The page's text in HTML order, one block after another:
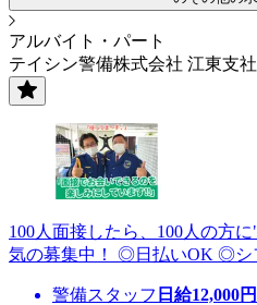
アルバイト・パート
テイシン警備株式会社 江東支
100人面接したら、100人の方
気の募集中！ ◎日払いOK ◎シ
警備スタッフ 日給12,000